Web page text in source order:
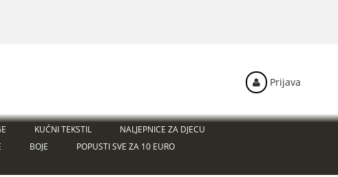
KUĆNI TEKSTIL
NALJEPNICE ZA DJECU
BOJE
POPUSTI SVE ZA 10 EURO
Prijava